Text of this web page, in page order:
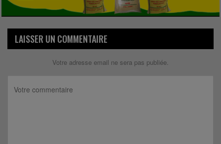
LAISSER UN COMMENTAIRE
Votre adresse email ne sera pas publiée.